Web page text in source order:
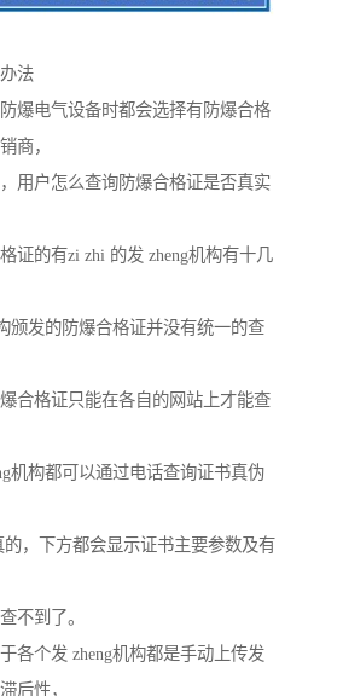
法
爆电气设备时都会选择有防爆合格
商，
用户怎么查询防爆合格证是否真实
证的有zi zhi 的发 zheng机构有十几
颁发的防爆合格证并没有统一的查
合格证只能在各自的网站上才能查
机构都可以通过电话查询证书真伪
，下方都会显示证书主要参数及有
不到了。
各个发 zheng机构都是手动上传发
后性，